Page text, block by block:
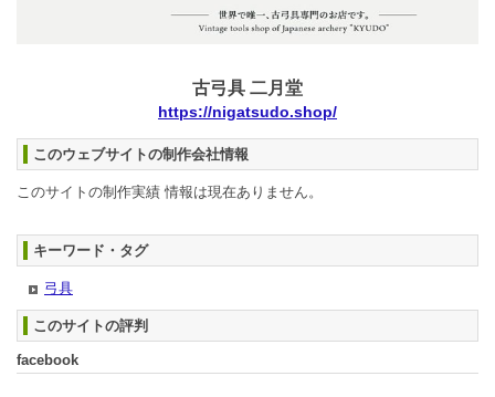
古弓具 二月堂
https://nigatsudo.shop/
このウェブサイトの制作会社情報
このサイトの制作実績 情報は現在ありません。
キーワード・タグ
弓具
このサイトの評判
facebook